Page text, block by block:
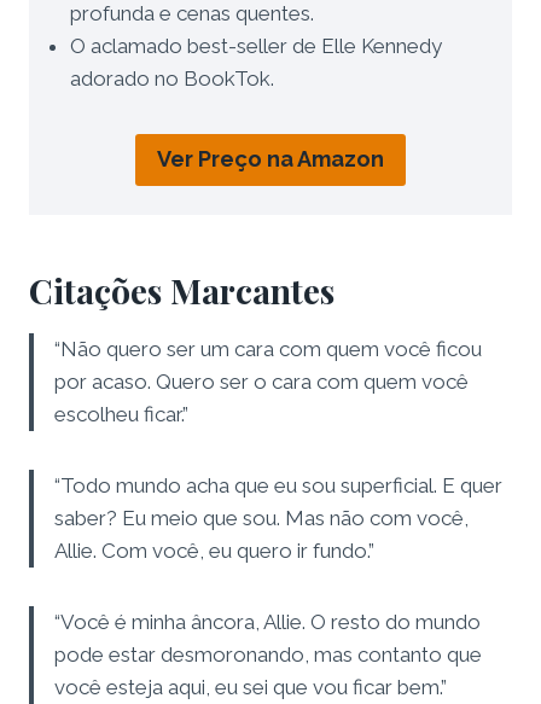
profunda e cenas quentes.
O aclamado best-seller de Elle Kennedy
adorado no BookTok.
Ver Preço na Amazon
Citações Marcantes
“Não quero ser um cara com quem você ficou
por acaso. Quero ser o cara com quem você
escolheu ficar.”
“Todo mundo acha que eu sou superficial. E quer
saber? Eu meio que sou. Mas não com você,
Allie. Com você, eu quero ir fundo.”
“Você é minha âncora, Allie. O resto do mundo
pode estar desmoronando, mas contanto que
você esteja aqui, eu sei que vou ficar bem.”